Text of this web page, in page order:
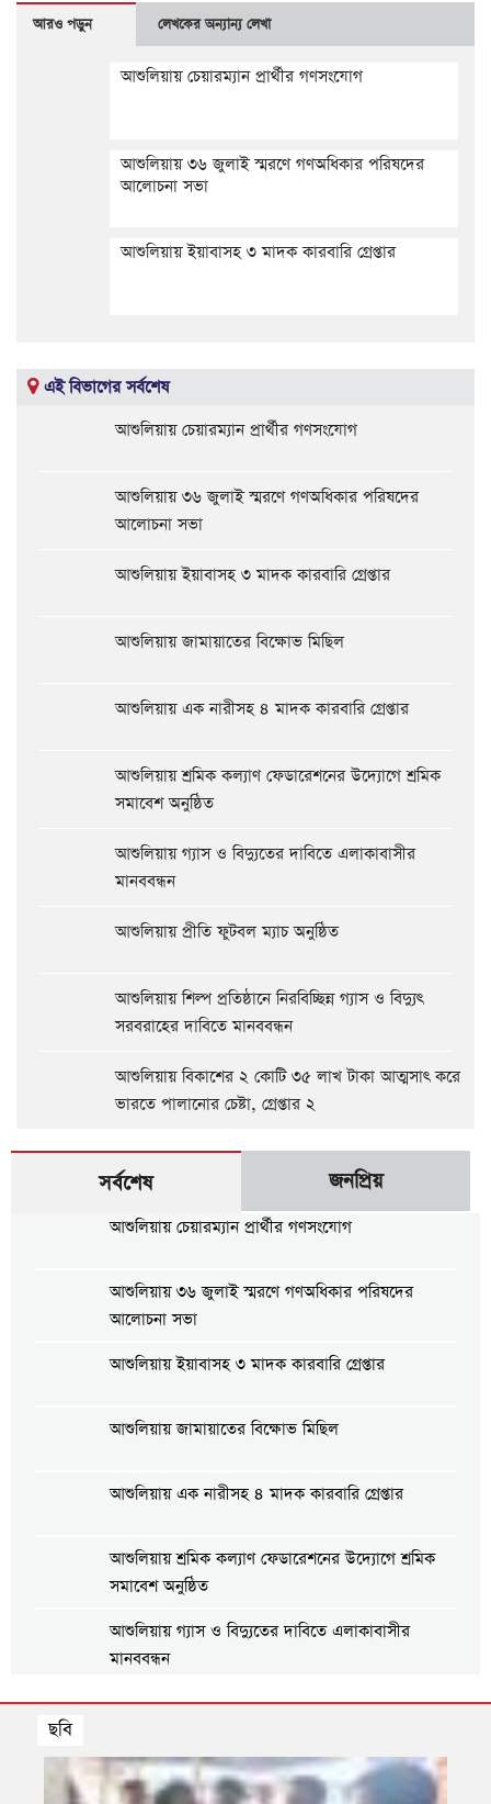
আরও পড়ুন লেখকের অন্যান্য লেখা
আশুলিয়ায় চেয়ারম্যান প্রার্থীর গণসংযোগ
আশুলিয়ায় ৩৬ জুলাই স্মরণে গণঅধিকার পরিষদের
আলোচনা সভা
আশুলিয়ায় ইয়াবাসহ ৩ মাদক কারবারি গ্রেপ্তার
এই বিভাগের সর্বশেষ
আশুলিয়ায় চেয়ারম্যান প্রার্থীর গণসংযোগ
আশুলিয়ায় ৩৬ জুলাই স্মরণে গণঅধিকার পরিষদের
আলোচনা সভা
আশুলিয়ায় ইয়াবাসহ ৩ মাদক কারবারি গ্রেপ্তার
আশুলিয়ায় জামায়াতের বিক্ষোভ মিছিল
আশুলিয়ায় এক নারীসহ ৪ মাদক কারবারি গ্রেপ্তার
আশুলিয়ায় শ্রমিক কল্যাণ ফেডারেশনের উদ্যোগে শ্রমিক
সমাবেশ অনুষ্ঠিত
আশুলিয়ায় গ্যাস ও বিদ্যুতের দাবিতে এলাকাবাসীর
মানববন্ধন
আশুলিয়ায় প্রীতি ফুটবল ম্যাচ অনুষ্ঠিত
আশুলিয়ায় শিল্প প্রতিষ্ঠানে নিরবিচ্ছিন্ন গ্যাস ও বিদ্যুৎ
সরবরাহের দাবিতে মানববন্ধন
আশুলিয়ায় বিকাশের ২ কোটি ৩৫ লাখ টাকা আত্মসাৎ করে
ভারতে পালানোর চেষ্টা, গ্রেপ্তার ২
সর্বশেষ জনপ্রিয়
আশুলিয়ায় চেয়ারম্যান প্রার্থীর গণসংযোগ
আশুলিয়ায় ৩৬ জুলাই স্মরণে গণঅধিকার পরিষদের
আলোচনা সভা
আশুলিয়ায় ইয়াবাসহ ৩ মাদক কারবারি গ্রেপ্তার
আশুলিয়ায় জামায়াতের বিক্ষোভ মিছিল
আশুলিয়ায় এক নারীসহ ৪ মাদক কারবারি গ্রেপ্তার
আশুলিয়ায় শ্রমিক কল্যাণ ফেডারেশনের উদ্যোগে শ্রমিক
সমাবেশ অনুষ্ঠিত
আশুলিয়ায় গ্যাস ও বিদ্যুতের দাবিতে এলাকাবাসীর
মানববন্ধন
আশুলিয়ায় প্রীতি ফুটবল ম্যাচ অনুষ্ঠিত
আশুলিয়ায় শিল্প প্রতিষ্ঠানে নিরবিচ্ছিন্ন গ্যাস ও বিদ্যুৎ
সরবরাহের দাবিতে মানববন্ধন
ছবি